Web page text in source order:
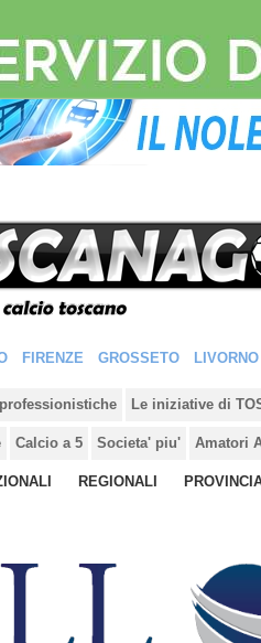
FIRENZE GROSSETO LIVORNO
Le iniziative di
Calcio a 5 Societa' piu' Amatori
REGIONALI